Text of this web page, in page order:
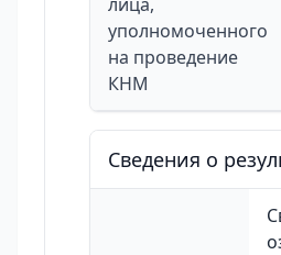
уполномоченного
на проведение
КНМ
Сведения о